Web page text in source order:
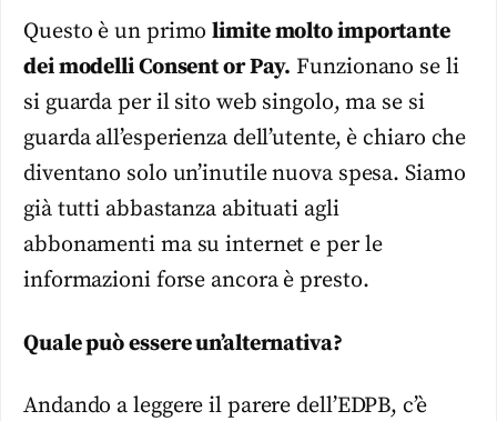
Questo è un primolimite molto importante
dei modelli Consent or Pay. Funzionano se li
si guarda per il sito web singolo, ma se si
guarda all’esperienza dell’utente, è chiaro che
diventano solo un’inutile nuova spesa. Siamo
già tutti abbastanza abituati agli
abbonamenti ma su internet e per le
informazioni forse ancora è presto.
Quale può essere un’alternativa?
Andando a leggere il parere dell’EDPB, c’è